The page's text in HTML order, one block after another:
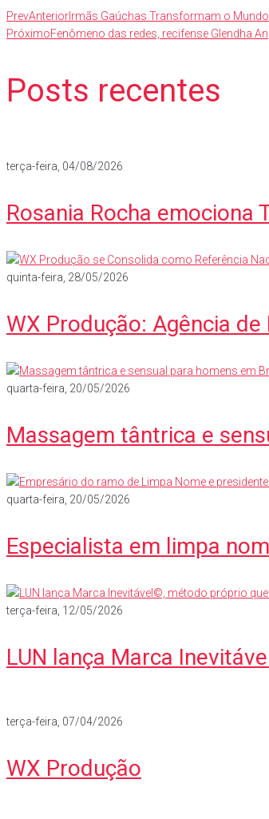
PrevAnterior Irmãs Gaúchas Transformam o
PróximoFenômeno das redes, recifense Glendha
Posts recentes
Rosania Rocha
terça-feira, 04/08/2026
WX Produção: Agência
quinta-feira, 28/05/2026
Massagem tântrica e
quarta-feira, 20/05/2026
Especialista em limpa
quarta-feira, 20/05/2026
LUN lança Marca
terça-feira, 12/05/2026
WX Produção
terça-feira, 07/04/2026